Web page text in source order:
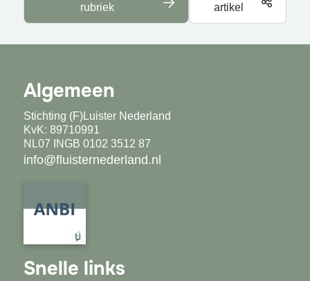
rubriek
artikel
Algemeen
Stichting (F)Luister Nederland
KvK: 89710991
NL07 INGB 0102 3512 87
info@fluisternederland.nl
Snelle links